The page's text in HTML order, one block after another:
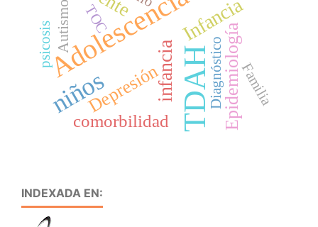
TDAH
Adolescencia
niños
Infancia
infancia Epidemiología
Depresión
comorbilidad
Autismo TOC
Familia
psicosis Diagnóstico
INDEXADA EN: